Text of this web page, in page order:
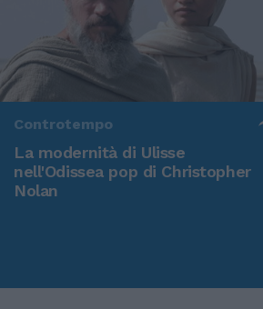
Controtempo
La modernità di Ulisse
nell'Odissea pop di Christopher
Nolan